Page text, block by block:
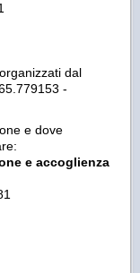
dal
-
e dove
e accoglienza